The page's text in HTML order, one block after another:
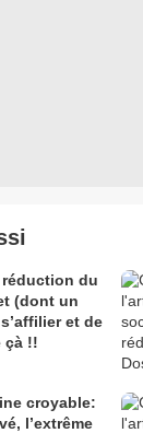
du
(dont un
et de
çà !!
croyable:
l’extrême